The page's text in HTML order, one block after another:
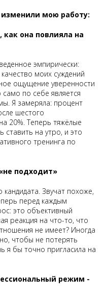
мою работу:
как она повлияла на
эмпирически:
моих суждений
ощущение уверенности
по себе является
Я замеряла: процент
шестого
20%. Теперь тяжёлые
на утро, и это
тренинга по
подходит»
Звучат похоже,
перед каждым
это объективный
реакция на что-то, что
не имеет? Иногда
чтобы не потерять
я бы точно пригласила на
режим -